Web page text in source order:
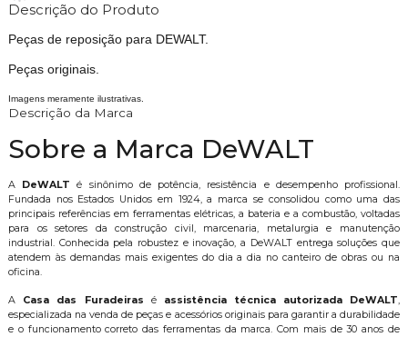
Descrição do Produto
Peças de reposição para DEWALT.
Peças originais.
Imagens meramente ilustrativas.
Descrição da Marca
Sobre a Marca DeWALT
A DeWALT é sinônimo de potência, resistência e desempenho profissional.
Fundada nos Estados Unidos em 1924, a marca se consolidou como uma das
principais referências em ferramentas elétricas, a bateria e a combustão, voltadas
para os setores da construção civil, marcenaria, metalurgia e manutenção
industrial. Conhecida pela robustez e inovação, a DeWALT entrega soluções que
atendem às demandas mais exigentes do dia a dia no canteiro de obras ou na
oficina.
A Casa das Furadeiras é assistência técnica autorizada DeWALT,
especializada na venda de peças e acessórios originais para garantir a durabilidade
e o funcionamento correto das ferramentas da marca. Com mais de 30 anos de